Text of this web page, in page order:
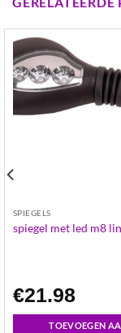
SPIEGELS
spiegel met led m8
€21.98
TOEVOEGEN